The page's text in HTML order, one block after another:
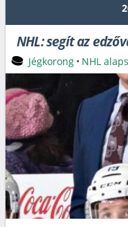
NHL: segít az
Jégkorong • NHL